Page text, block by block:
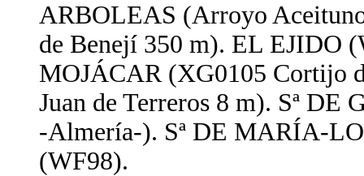
ARBOLEAS (Arroyo
de Benejí 350 m). EL EJIDO
MOJÁCAR (XG0105 Cortijo
Juan de Terreros 8 m). Sª DE
-Almería-). Sª DE MARÍA-
(WF98).